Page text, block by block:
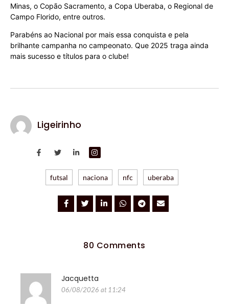
Minas, o Copão Sacramento, a Copa Uberaba, o Regional de
Campo Florido, entre outros.
Parabéns ao Nacional por mais essa conquista e pela
brilhante campanha no campeonato. Que 2025 traga ainda
mais sucesso e títulos para o clube!
Ligeirinho
futsal naciona nfc uberaba
80 Comments
Jacquetta
06/08/2026 at 11:24